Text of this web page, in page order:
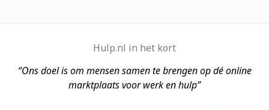
Hulp.nl in het kort
Ons doel is om mensen samen te brengen op dé online
marktplaats voor werk en hulp